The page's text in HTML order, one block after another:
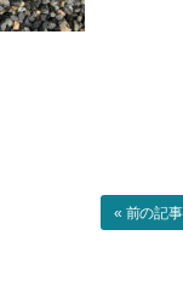
« 前の記事